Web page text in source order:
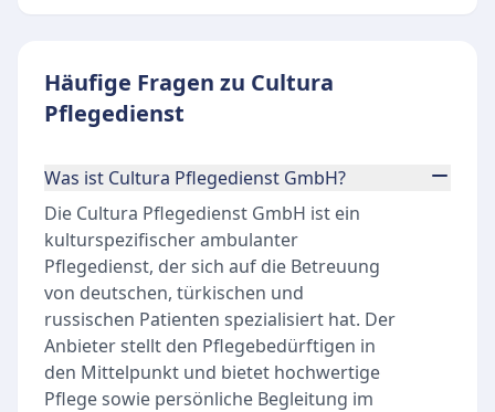
Häufige Fragen zu Cultura
Pflegedienst
Was ist Cultura Pflegedienst GmbH?
Die Cultura Pflegedienst GmbH ist ein
kulturspezifischer ambulanter
Pflegedienst, der sich auf die Betreuung
von deutschen, türkischen und
russischen Patienten spezialisiert hat. Der
Anbieter stellt den Pflegebedürftigen in
den Mittelpunkt und bietet hochwertige
Pflege sowie persönliche Begleitung im